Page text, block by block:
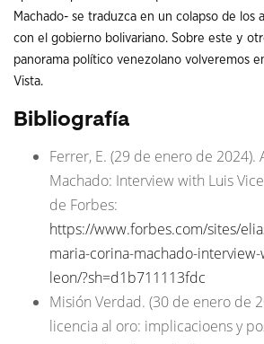
Machado- se traduzca en un colapso de los
con el gobierno bolivariano. Sobre este y
panorama político venezolano volveremos
Vista.
Bibliografía
Ferrer, E. (29 de enero de 2024).
Machado: Interview with Luis
de Forbes:
https://www.forbes.com/sites/
maria-corina-machado-
leon/?sh=d1b711113fdc
Misión Verdad. (30 de enero de
licencia al oro: implicacioens y